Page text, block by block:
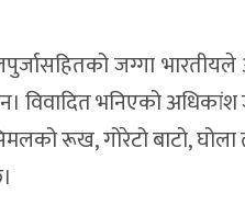
जग्गा
विवादित भनिएको
रूख, गोरेटो बाटो, घोला